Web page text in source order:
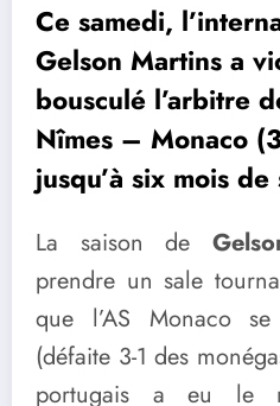
Ce samedi,
Gelson Martins a
bousculé l’arbitre
Nîmes – Monaco
jusqu’à six mois
La saison de
prendre un sale
que l’AS Monaco
(défaite 3-1 des
portugais a eu le